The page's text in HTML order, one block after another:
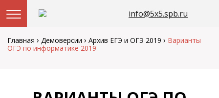
Перейти
содержанию
info@5x5.spb.ru
Главная › Демоверсии › Архив ЕГЭ и ОГЭ 2019 › Варианты
ОГЭ по информатике 2019